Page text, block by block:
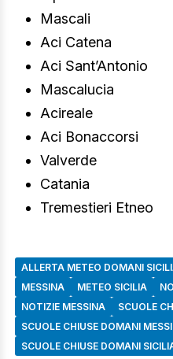
Mascali
Aci Catena
Aci Sant’Antonio
Mascalucia
Acireale
Aci Bonaccorsi
Valverde
Catania
Tremestieri Etneo
ALLERTA METEO DOMANI
MESSINA
METEO SICILIA
NOTIZIE MESSINA
SCUOLE
SCUOLE CHIUSE DOMANI
SCUOLE CHIUSE DOMANI